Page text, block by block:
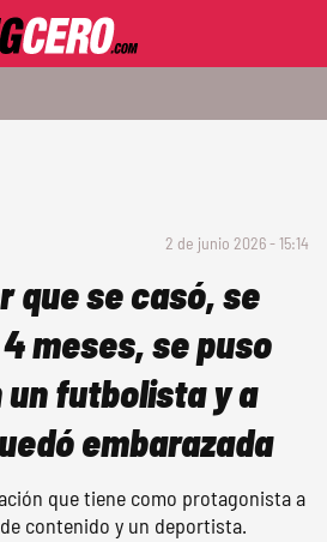
2 de junio 2026 - 15:14
que se casó, se
meses, se puso
un futbolista y a
embarazada
que tiene como protagonista a
contenido y un deportista.